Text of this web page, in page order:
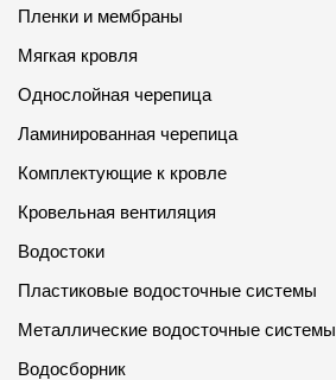
Пленки и мембраны
Мягкая кровля
Однослойная черепица
Ламинированная черепица
Комплектующие к кровле
Кровельная вентиляция
Водостоки
Пластиковые водосточные системы
Металлические водосточные системы
Водосборник